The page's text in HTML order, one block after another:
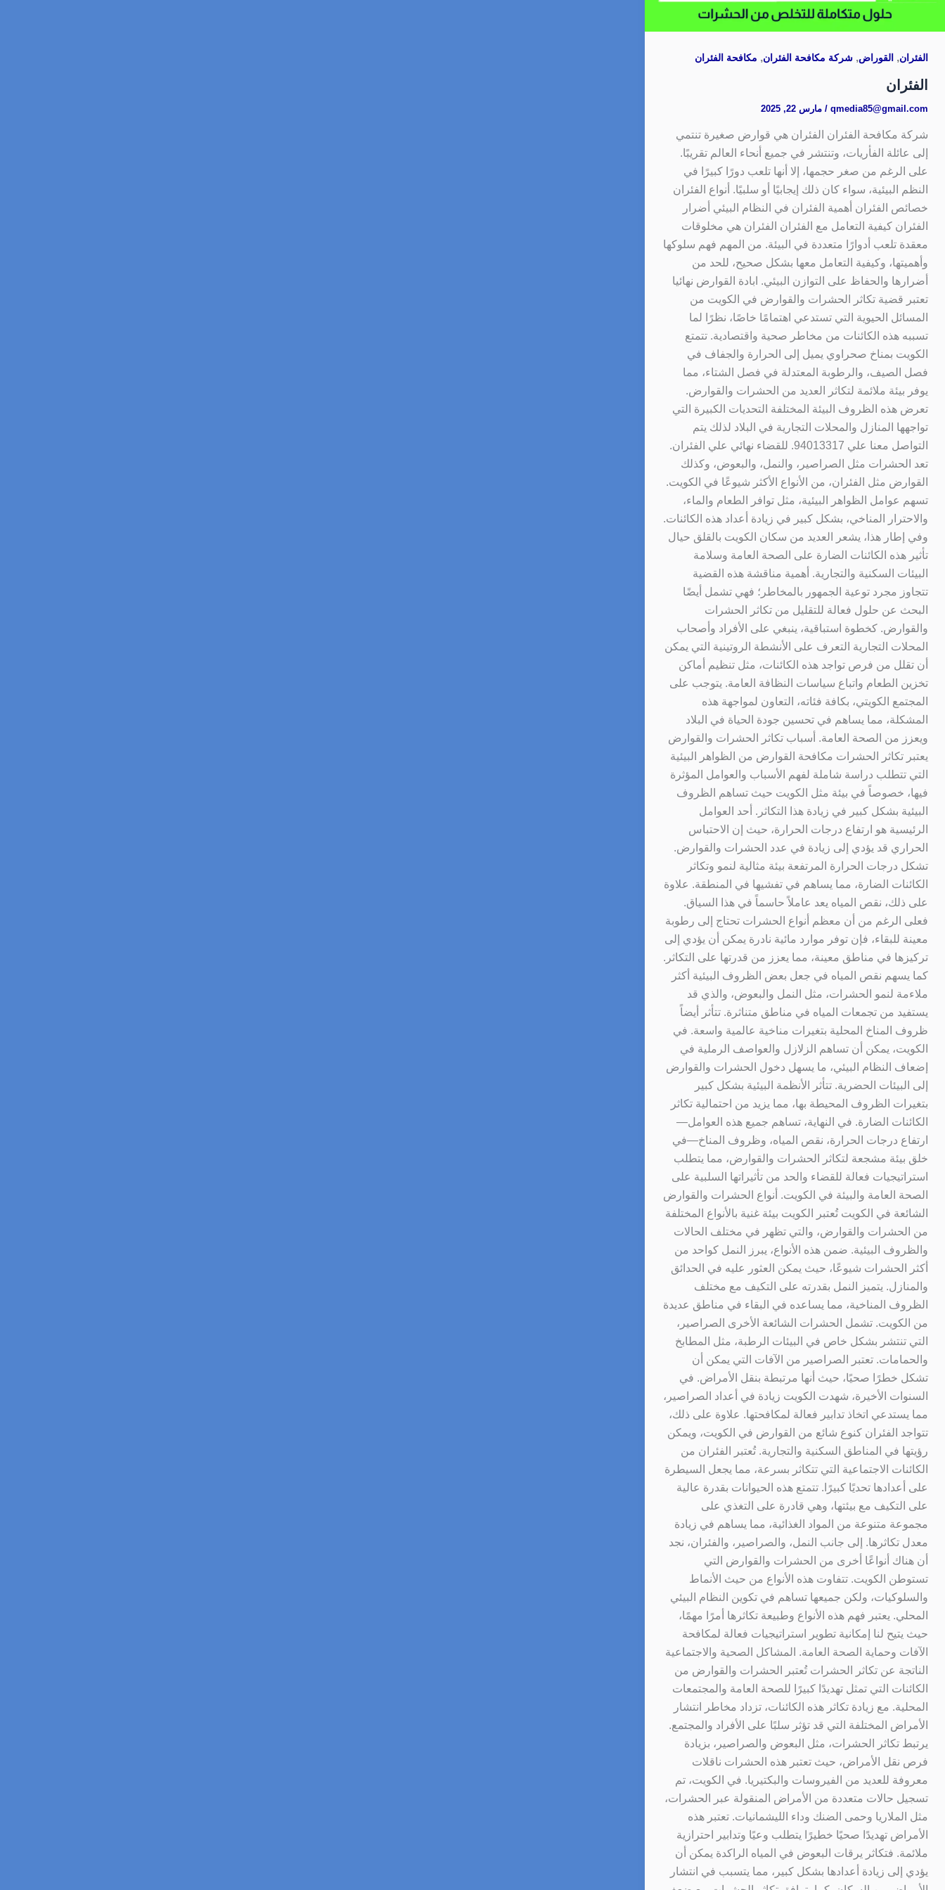
الفئران, القوراض, شركة مكافحة الفئران, مكافحة الفئران
الفئران
qmedia85@gmail.com
/ مارس 22, 2025
شركة مكافحة الفئران الفئران هي قوارض صغيرة تنتمي
إلى عائلة الفأريات، وتنتشر في جميع أنحاء العالم تقريبًا.
على الرغم من صغر حجمها، إلا أنها تلعب دورًا كبيرًا في
النظم البيئية، سواء كان ذلك إيجابيًا أو سلبيًا. أنواع الفئران
خصائص الفئران أهمية الفئران في النظام البيئي أضرار
الفئران كيفية التعامل مع الفئران الفئران هي مخلوقات
معقدة تلعب أدوارًا متعددة في البيئة. من المهم فهم سلوكها
وأهميتها، وكيفية التعامل معها بشكل صحيح، للحد من
أضرارها والحفاظ على التوازن البيئي. ابادة القوارض نهائيا
تعتبر قضية تكاثر الحشرات والقوارض في الكويت من
المسائل الحيوية التي تستدعي اهتمامًا خاصًا، نظرًا لما
تسببه هذه الكائنات من مخاطر صحية واقتصادية. تتمتع
الكويت بمناخ صحراوي يميل إلى الحرارة والجفاف في
فصل الصيف، والرطوبة المعتدلة في فصل الشتاء، مما
يوفر بيئة ملائمة لتكاثر العديد من الحشرات والقوارض.
تعرض هذه الظروف البيئة المختلفة التحديات الكبيرة التي
تواجهها المنازل والمحلات التجارية في البلاد لذلك يتم
التواصل معنا علي 94013317. للقضاء نهائي علي الفئران.
تعد الحشرات مثل الصراصير، والنمل، والبعوض، وكذلك
القوارض مثل الفئران، من الأنواع الأكثر شيوعًا في الكويت.
تسهم عوامل الظواهر البيئية، مثل توافر الطعام والماء،
والاحترار المناخي، بشكل كبير في زيادة أعداد هذه الكائنات.
وفي إطار هذا، يشعر العديد من سكان الكويت بالقلق حيال
تأثير هذه الكائنات الضارة على الصحة العامة وسلامة
البيئات السكنية والتجارية. أهمية مناقشة هذه القضية
تتجاوز مجرد توعية الجمهور بالمخاطر؛ فهي تشمل أيضًا
البحث عن حلول فعالة للتقليل من تكاثر الحشرات
والقوارض. كخطوة استباقية، ينبغي على الأفراد وأصحاب
المحلات التجارية التعرف على الأنشطة الروتينية التي يمكن
أن تقلل من فرص تواجد هذه الكائنات، مثل تنظيم أماكن
تخزين الطعام واتباع سياسات النظافة العامة. يتوجب على
المجتمع الكويتي، بكافة فئاته، التعاون لمواجهة هذه
المشكلة، مما يساهم في تحسين جودة الحياة في البلاد
ويعزز من الصحة العامة. أسباب تكاثر الحشرات والقوارض
يعتبر تكاثر الحشرات مكافحة القوارض من الظواهر البيئية
التي تتطلب دراسة شاملة لفهم الأسباب والعوامل المؤثرة
فيها، خصوصاً في بيئة مثل الكويت حيث تساهم الظروف
البيئية بشكل كبير في زيادة هذا التكاثر. أحد العوامل
الرئيسية هو ارتفاع درجات الحرارة، حيث إن الاحتباس
الحراري قد يؤدي إلى زيادة في عدد الحشرات والقوارض.
تشكل درجات الحرارة المرتفعة بيئة مثالية لنمو وتكاثر
الكائنات الضارة، مما يساهم في تفشيها في المنطقة. علاوة
على ذلك، نقص المياه يعد عاملاً حاسماً في هذا السياق.
فعلى الرغم من أن معظم أنواع الحشرات تحتاج إلى رطوبة
معينة للبقاء، فإن توفر موارد مائية نادرة يمكن أن يؤدي إلى
تركيزها في مناطق معينة، مما يعزز من قدرتها على التكاثر.
كما يسهم نقص المياه في جعل بعض الظروف البيئية أكثر
ملاءمة لنمو الحشرات، مثل النمل والبعوض، والذي قد
يستفيد من تجمعات المياه في مناطق متناثرة. تتأثر أيضاً
ظروف المناخ المحلية بتغيرات مناخية عالمية واسعة. في
الكويت، يمكن أن تساهم الزلازل والعواصف الرملية في
إضعاف النظام البيئي، ما يسهل دخول الحشرات والقوارض
إلى البيئات الحضرية. تتأثر الأنظمة البيئية بشكل كبير
بتغيرات الظروف المحيطة بها، مما يزيد من احتمالية تكاثر
الكائنات الضارة. في النهاية، تساهم جميع هذه العوامل—
ارتفاع درجات الحرارة، نقص المياه، وظروف المناخ—في
خلق بيئة مشجعة لتكاثر الحشرات والقوارض، مما يتطلب
استراتيجيات فعالة للقضاء والحد من تأثيراتها السلبية على
الصحة العامة والبيئة في الكويت. أنواع الحشرات والقوارض
الشائعة في الكويت تُعتبر الكويت بيئة غنية بالأنواع المختلفة
من الحشرات والقوارض، والتي تظهر في مختلف الحالات
والظروف البيئية. ضمن هذه الأنواع، يبرز النمل كواحد من
أكثر الحشرات شيوعًا، حيث يمكن العثور عليه في الحدائق
والمنازل. يتميز النمل بقدرته على التكيف مع مختلف
الظروف المناخية، مما يساعده في البقاء في مناطق عديدة
من الكويت. تشمل الحشرات الشائعة الأخرى الصراصير،
التي تنتشر بشكل خاص في البيئات الرطبة، مثل المطابخ
والحمامات. تعتبر الصراصير من الآفات التي يمكن أن
تشكل خطرًا صحيًا، حيث أنها مرتبطة بنقل الأمراض. في
السنوات الأخيرة، شهدت الكويت زيادة في أعداد الصراصير،
مما يستدعي اتخاذ تدابير فعالة لمكافحتها. علاوة على ذلك،
تتواجد الفئران كنوع شائع من القوارض في الكويت، ويمكن
رؤيتها في المناطق السكنية والتجارية. تُعتبر الفئران من
الكائنات الاجتماعية التي تتكاثر بسرعة، مما يجعل السيطرة
على أعدادها تحديًا كبيرًا. تتمتع هذه الحيوانات بقدرة عالية
على التكيف مع بيئتها، وهي قادرة على التغذي على
مجموعة متنوعة من المواد الغذائية، مما يساهم في زيادة
معدل تكاثرها. إلى جانب النمل، والصراصير، والفئران، نجد
أن هناك أنواعًا أخرى من الحشرات والقوارض التي
تستوطن الكويت. تتفاوت هذه الأنواع من حيث الأنماط
والسلوكيات، ولكن جميعها تساهم في تكوين النظام البيئي
المحلي. يعتبر فهم هذه الأنواع وطبيعة تكاثرها أمرًا مهمًا،
حيث يتيح لنا إمكانية تطوير استراتيجيات فعالة لمكافحة
الآفات وحماية الصحة العامة. المشاكل الصحية والاجتماعية
الناتجة عن تكاثر الحشرات تُعتبر الحشرات والقوارض من
الكائنات التي تمثل تهديدًا كبيرًا للصحة العامة والمجتمعات
المحلية. مع زيادة تكاثر هذه الكائنات، تزداد مخاطر انتشار
الأمراض المختلفة التي قد تؤثر سلبًا على الأفراد والمجتمع.
يرتبط تكاثر الحشرات، مثل البعوض والصراصير، بزيادة
فرص نقل الأمراض، حيث تعتبر هذه الحشرات ناقلات
معروفة للعديد من الفيروسات والبكتيريا. في الكويت، تم
تسجيل حالات متعددة من الأمراض المنقولة عبر الحشرات،
مثل الملاريا وحمى الضنك وداء الليشمانيات. تعتبر هذه
الأمراض تهديدًا صحيًا خطيرًا يتطلب وعيًا وتدابير احترازية
ملائمة. فتكاثر يرقات البعوض في المياه الراكدة يمكن أن
يؤدي إلى زيادة أعدادها بشكل كبير، مما يتسبب في انتشار